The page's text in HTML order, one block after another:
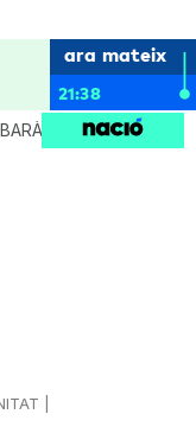
ara mateix
21:38
CRIANÇA